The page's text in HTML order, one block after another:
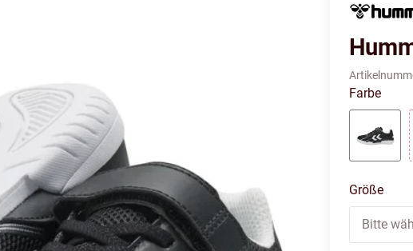
Farbe
Größe
Bitte